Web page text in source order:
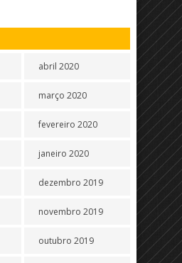
abril 2020
março 2020
fevereiro 2020
janeiro 2020
dezembro 2019
novembro 2019
outubro 2019